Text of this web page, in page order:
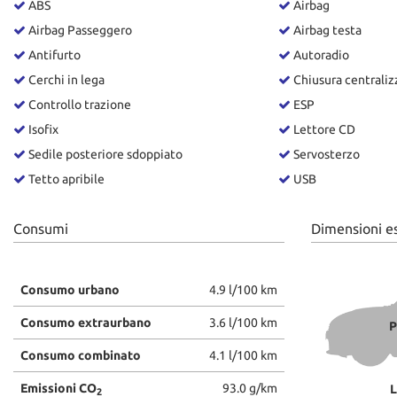
ABS
Airbag Passeggero
Antifurto
Cerchi in lega
Controllo trazione
Isofix
Sedile posteriore sdoppiato
Tetto apribile
Airbag
Airbag testa
Autoradio
Chiusura
ESP
Lettore CD
Servosterzo
USB
Consumi
Consumo urbano 4.9 l/100 km
Consumo extraurbano 3.6 l/100 km
Consumo combinato 4.1 l/100 km
Emissioni CO2 93.0 g/km
Dimensioni
strumenti
di
si
rimanda
alla
policy.
Puoi
modificare
le
scelte
qualsiasi
momento.